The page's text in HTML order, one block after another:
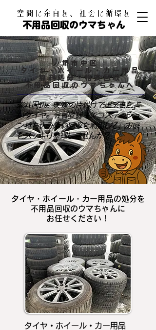
​空間に余白を、社会に循環を
不用品回収のウマちゃん
堺市中区
タイヤ・ホイール・カー用品
無料処分・格安回収
不用品回収のウマちゃんへ
深井周辺。実家の片付けで出てきた古
いタイヤ。会員登録＋エコステーショ
ン持ち込み無料回収を利用して、お庭
をスッキリ整理しませんか？
タイヤ・ホイール・カー用品の処分を
不用品回収のウマちゃんに
お任せください！
タイヤ・ホイール・カー用品